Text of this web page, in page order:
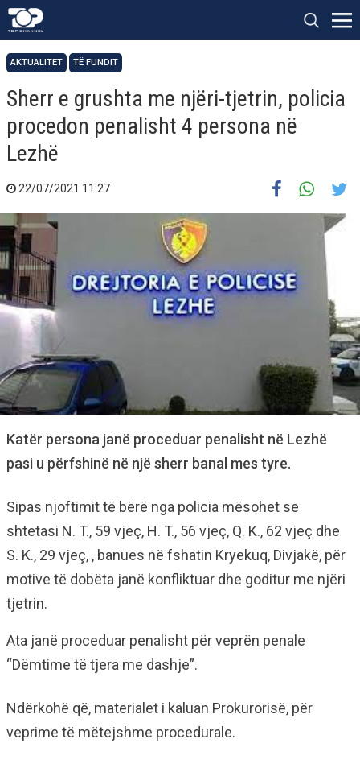
AKTUALITET TË FUNDIT
Sherr e grushta me njëri-tjetrin, policia
procedon penalisht 4 persona në
Lezhë
22/07/2021 11:27
Katër persona janë proceduar penalisht në Lezhë
pasi u përfshinë në një sherr banal mes tyre.
Sipas njoftimit të bërë nga policia mësohet se
shtetasi N. T., 59 vjeç, H. T., 56 vjeç, Q. K., 62 vjeç dhe
S. K., 29 vjeç, , banues në fshatin Kryekuq, Divjakë, për
motive të dobëta janë konfliktuar dhe goditur me njëri
tjetrin.
Ata janë proceduar penalisht për veprën penale
“Dëmtime të tjera me dashje”.
Ndërkohë që, materialet i kaluan Prokurorisë, për
veprime të mëtejshme procedurale.